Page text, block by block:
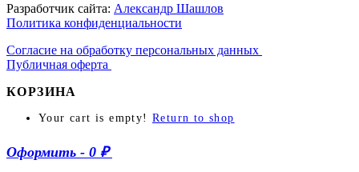
Разработчик сайта: Александр Шашлов
Политика конфиденциальности
Согласие на обработку персональных данных
Публичная оферта
КОРЗИНА
Your cart is empty! Return to shop
Оформить - 0 ₽